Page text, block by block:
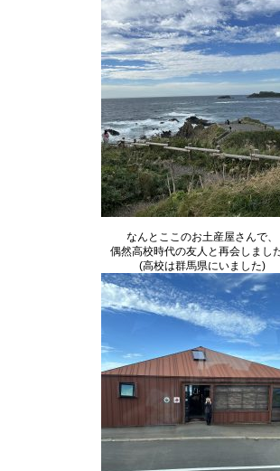
なんとここのお土産屋さんで、
偶然高校時代の友人と再会しまし
(高校は群馬県にいました)